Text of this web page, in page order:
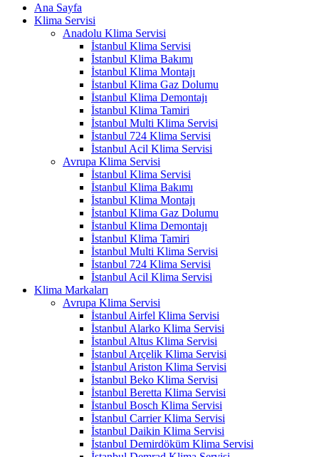
Ana Sayfa
Klima Servisi
Anadolu Klima Servisi
İstanbul Klima Servisi
İstanbul Klima Bakımı
İstanbul Klima Montajı
İstanbul Klima Gaz Dolumu
İstanbul Klima Demontajı
İstanbul Klima Tamiri
İstanbul Multi Klima Servisi
İstanbul 724 Klima Servisi
İstanbul Acil Klima Servisi
Avrupa Klima Servisi
İstanbul Klima Servisi
İstanbul Klima Bakımı
İstanbul Klima Montajı
İstanbul Klima Gaz Dolumu
İstanbul Klima Demontajı
İstanbul Klima Tamiri
İstanbul Multi Klima Servisi
İstanbul 724 Klima Servisi
İstanbul Acil Klima Servisi
Klima Markaları
Avrupa Klima Servisi
İstanbul Airfel Klima Servisi
İstanbul Alarko Klima Servisi
İstanbul Altus Klima Servisi
İstanbul Arçelik Klima Servisi
İstanbul Ariston Klima Servisi
İstanbul Beko Klima Servisi
İstanbul Beretta Klima Servisi
İstanbul Bosch Klima Servisi
İstanbul Carrier Klima Servisi
İstanbul Daikin Klima Servisi
İstanbul Demirdöküm Klima Servisi